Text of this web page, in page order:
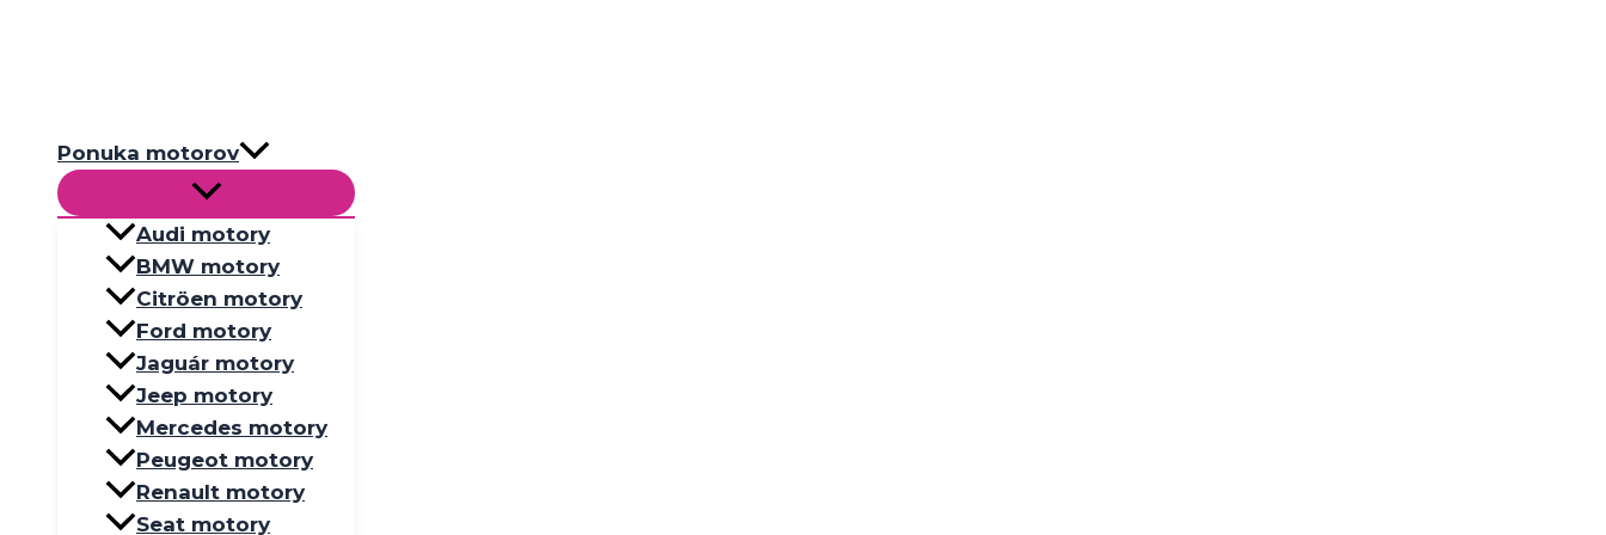
Ponuka motorov
Audi motory
BMW motory
Citröen motory
Ford motory
Jaguár motory
Jeep motory
Mercedes motory
Peugeot motory
Renault motory
Seat motory